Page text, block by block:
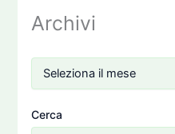
Archivi
Cerca